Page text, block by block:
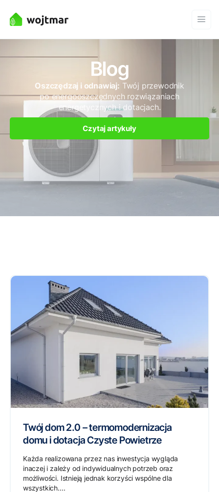
Blog
Oszczędzaj i odnawiaj: Twój przewodnik
po energooszczędnych rozwiązaniach
energetycznych i dotacjach.
Czytaj artykuły
Twój dom 2.0 – termomodernizacja
domu i dotacja Czyste Powietrze
Każda realizowana przez nas inwestycja wygląda
inaczej i zależy od indywidualnych potrzeb oraz
możliwości. Istnieją jednak korzyści wspólne dla
wszystkich....